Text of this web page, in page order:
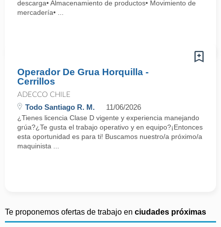
descarga• Almacenamiento de productos• Movimiento de
mercadería• ...
Operador De Grua Horquilla -
Cerrillos
ADECCO CHILE
Todo Santiago R. M. 11/06/2026
¿Tienes licencia Clase D vigente y experiencia manejando
grúa?¿Te gusta el trabajo operativo y en equipo?¡Entonces
esta oportunidad es para ti! Buscamos nuestro/a próximo/a
maquinista ...
Te proponemos ofertas de trabajo en ciudades próximas